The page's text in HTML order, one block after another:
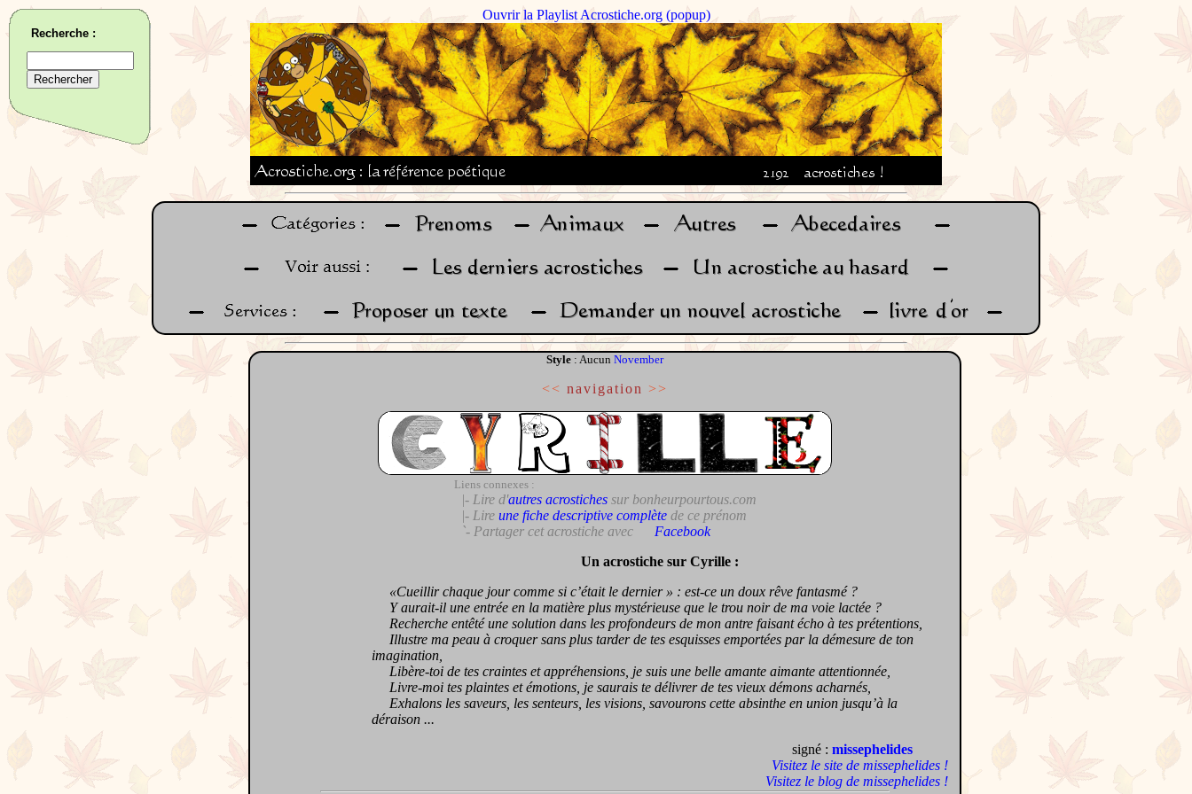
Ouvrir la Playlist Acrostiche.org (popup)
Style : Aucun November
<< navigation >>
Liens connexes :
|- Lire d'autres acrostichessur bonheurpourtous.com
|- Lire une fiche descriptive complètede ce prénom
`- Partager cet acrostiche avec
Facebook
Un acrostiche sur Cyrille :
«Cueillir chaque jour comme si c’était le dernier » : est-ce un doux rêve fantasmé ?
Y aurait-il une entrée en la matière plus mystérieuse que le trou noir de ma voie lactée ?
Recherche entêté une solution dans les profondeurs de mon antre faisant écho à tes prétentions,
Illustre ma peau à croquer sans plus tarder de tes esquisses emportées par la démesure de ton
imagination,
Libère-toi de tes craintes et appréhensions, je suis une belle amante aimante attentionnée,
Livre-moi tes plaintes et émotions, je saurais te délivrer de tes vieux démons acharnés,
Exhalons les saveurs, les senteurs, les visions, savourons cette absinthe en union jusqu’à la
déraison ...
signé : missephelides
Visitez le site de missephelides !
Visitez le blog de missephelides !
Recherche :